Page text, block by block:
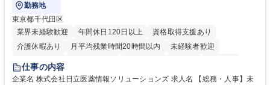
勤務地
東京都千代田区
業界未経験歓迎
年間休日120日以上
資格取得支援あり
介護休暇あり
月平均残業時間20時間以内
未経験者歓迎
住宅手当あり
育休あり
完全週休2日制 交通費支給 土日祝休み 寮・社宅あり
仕事の内容
企業名 株式会社日立医薬情報ソリューションズ 求人名 【総務・人事】未